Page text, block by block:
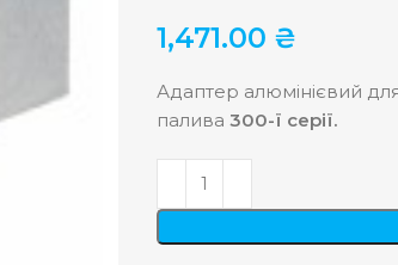
1,471.00 ₴
Адаптер алюмінієвий
палива 300-ї серії.